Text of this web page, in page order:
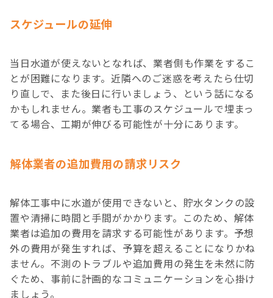
スケジュールの延伸
当日水道が使えないとなれば、業者側も作業をするこ
とが困難になります。近隣へのご迷惑を考えたら仕切
り直しで、また後日に行いましょう、という話になる
かもしれません。業者も工事のスケジュールで埋まっ
てる場合、工期が伸びる可能性が十分にあります。
解体業者の追加費用の請求リスク
解体工事中に水道が使用できないと、貯水タンクの設
置や清掃に時間と手間がかかります。このため、解体
業者は追加の費用を請求する可能性があります。予想
外の費用が発生すれば、予算を超えることになりかね
ません。不測のトラブルや追加費用の発生を未然に防
ぐため、事前に計画的なコミュニケーションを心掛け
ましょう。